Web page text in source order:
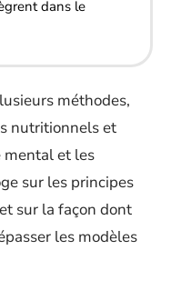
dans le
méthodes,
nutritionnels et
mental et les
sur les principes
sur la façon dont
les modèles